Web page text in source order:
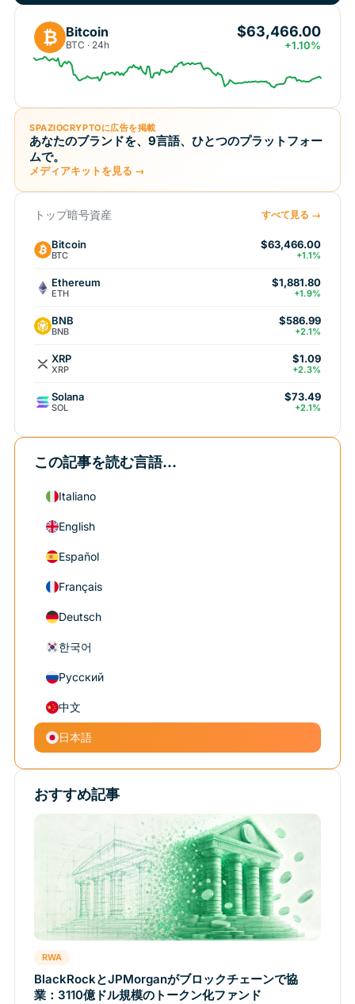
₿ Bitcoin
BTC · 24h
$63,466.00
+1.10%
SPAZIOCRYPTOに広告を掲載
あなたのブランドを、9言語、ひとつのプラットフォー
ムで。
メディアキットを見る →
トップ暗号資産 すべて見る →
Bitcoin
BTC
$63,466.00
+1.1%
Ethereum
ETH
$1,881.80
+1.9%
BNB
BNB
$586.99
+2.1%
XRP
XRP
$1.09
+2.3%
Solana
SOL
$73.49
+2.1%
この記事を読む言語...
Italiano
English
Español
Français
Deutsch
한국어
Русский
中文
日本語
おすすめ記事
RWA
BlackRockとJPMorganがブロックチェーンで協
業：3110億ドル規模のトークン化ファンド